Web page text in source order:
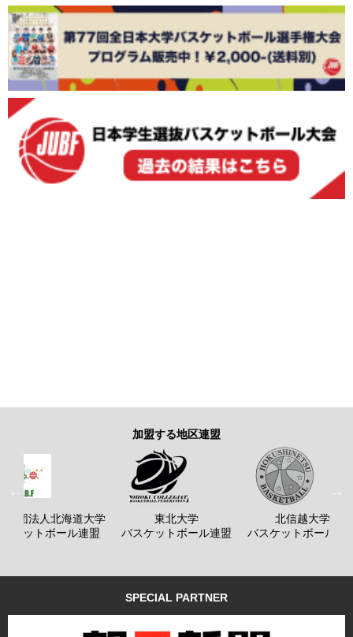
加盟する地区連盟
社団法人北海道大学
ケットボール連盟
東北大学
バスケットボール連盟
北信越大学
バスケットボール連
SPECIAL PARTNER